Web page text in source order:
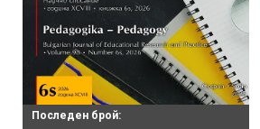
Последен брой: